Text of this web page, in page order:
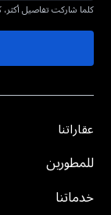
كلما شاركت تفاصيل
عقاراتنا
للمطورين
خدماتنا